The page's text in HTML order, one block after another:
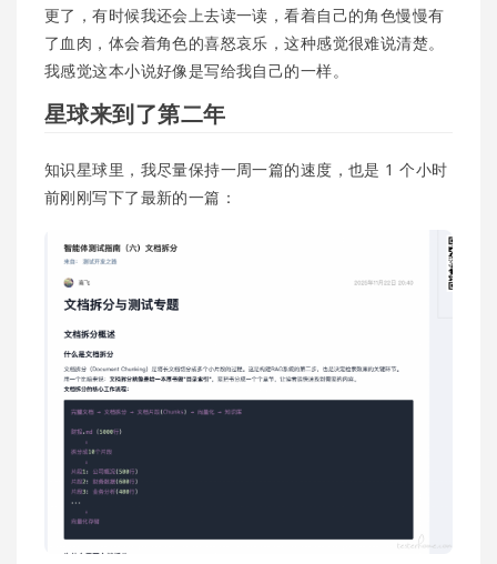
更了，有时候我还会上去读一读，看着自己的角色慢慢有
了血肉，体会着角色的喜怒哀乐，这种感觉很难说清楚。
我感觉这本小说好像是写给我自己的一样。
星球来到了第二年
知识星球里，我尽量保持一周一篇的速度，也是 1 个小时
前刚刚写下了最新的一篇：